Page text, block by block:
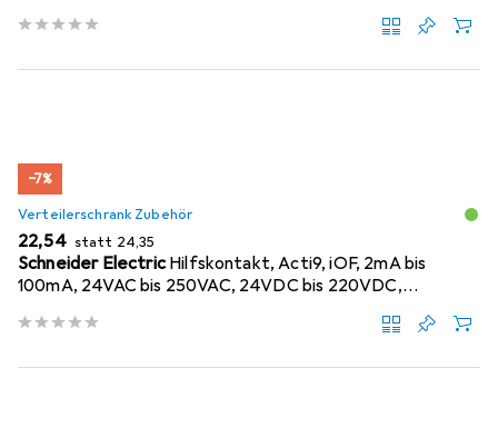
−7%
Verteilerschrank Zubehör
EUR
22,54 statt EUR
24,35
Schneider Electric Hilfskontakt, Acti9, iOF, 2mA bis
100mA, 24VAC bis 250VAC, 24VDC bis 220VDC,